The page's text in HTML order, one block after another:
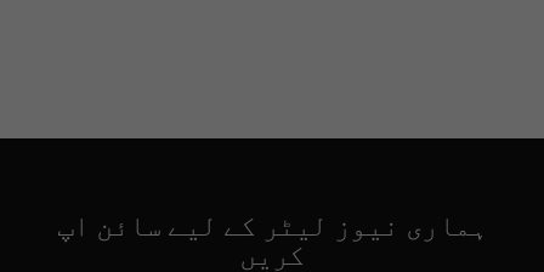
ہماری نیوز لیٹر کے لیے سائن اپ
کریں